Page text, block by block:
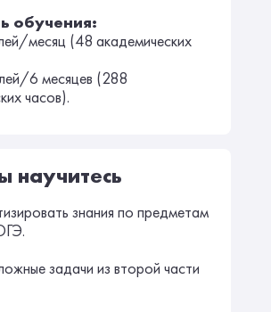
обучения:
месяц (48 академических
6 месяцев (288
часов).
научитесь
знания по предметам
задачи из второй части